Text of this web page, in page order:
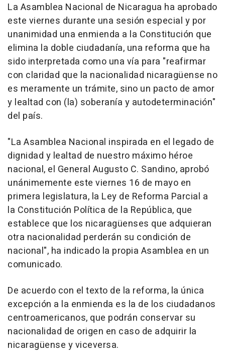
La Asamblea Nacional de Nicaragua ha aprobado
este viernes durante una sesión especial y por
unanimidad una enmienda a la Constitución que
elimina la doble ciudadanía, una reforma que ha
sido interpretada como una vía para "reafirmar
con claridad que la nacionalidad nicaragüense no
es meramente un trámite, sino un pacto de amor
y lealtad con (la) soberanía y autodeterminación"
del país.
"La Asamblea Nacional inspirada en el legado de
dignidad y lealtad de nuestro máximo héroe
nacional, el General Augusto C. Sandino, aprobó
unánimemente este viernes 16 de mayo en
primera legislatura, la Ley de Reforma Parcial a
la Constitución Política de la República, que
establece que los nicaragüenses que adquieran
otra nacionalidad perderán su condición de
nacional", ha indicado la propia Asamblea en un
comunicado.
De acuerdo con el texto de la reforma, la única
excepción a la enmienda es la de los ciudadanos
centroamericanos, que podrán conservar su
nacionalidad de origen en caso de adquirir la
nicaragüense y viceversa.